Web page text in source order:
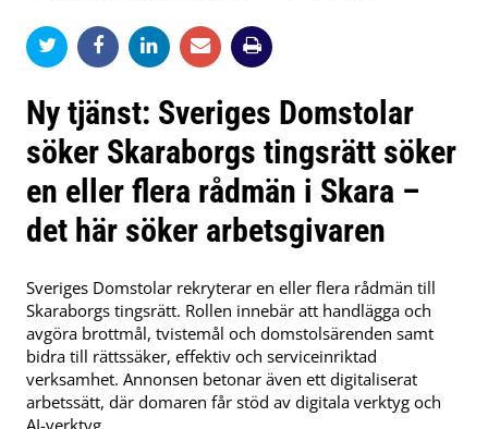
Ny tjänst: Sveriges Domstolar
söker Skaraborgs tingsrätt söker
en eller flera rådmän i Skara –
det här söker arbetsgivaren
Sveriges Domstolar rekryterar en eller flera rådmän till
Skaraborgs tingsrätt. Rollen innebär att handlägga och
avgöra brottmål, tvistemål och domstolsärenden samt
bidra till rättssäker, effektiv och serviceinriktad
verksamhet. Annonsen betonar även ett digitaliserat
arbetssätt, där domaren får stöd av digitala verktyg och
AI-verktyg.